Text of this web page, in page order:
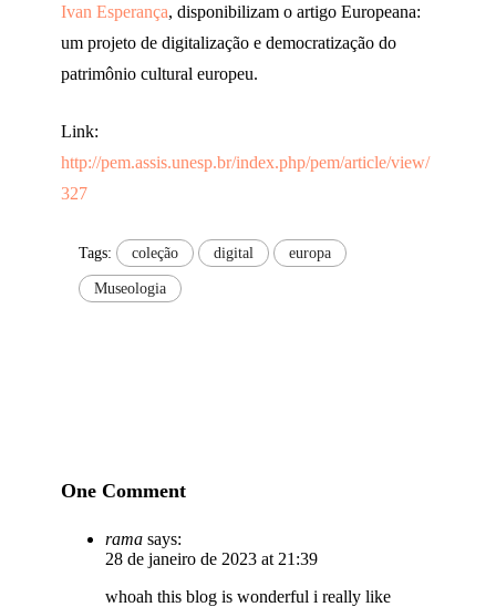
Ivan Esperança, disponibilizam o artigo Europeana:
um projeto de digitalização e democratização do
patrimônio cultural europeu.
Link:
http://pem.assis.unesp.br/index.php/pem/article/view/
327
Tags: coleção digital europa
Museologia
One Comment
rama says:
28 de janeiro de 2023 at 21:39
whoah this blog is wonderful i really like